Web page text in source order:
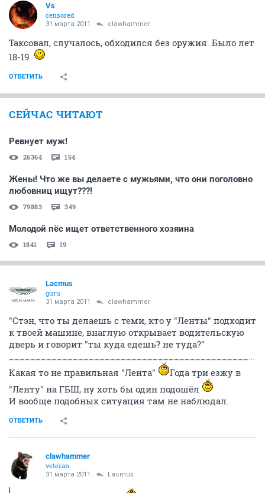
Vs
censored
31 марта 2011 clawhammer
Таксовал, случалось, обходился без оружия. Было лет
18-19.
ОТВЕТИТЬ
СЕЙЧАС ЧИТАЮТ
Ревнует муж!
26364 154
Жены! Что же вы делаете с мужьями, что они поголовно
любовниц ищут???!
79883 349
Молодой пёс ищет ответственного хозяина
1841 19
Lacmus
guru
31 марта 2011 clawhammer
"Стэн, что ты делаешь с теми, кто у "Ленты" подходит
к твоей машине, внаглую открывает водительскую
дверь и говорит "ты куда едешь? не туда?"
Какая то не правильная "Лента"
Года три езжу в
"Ленту" на ГБШ, ну хоть бы один подошёл
И вообще подобных ситуация там не наблюдал.
ОТВЕТИТЬ
clawhammer
veteran
31 марта 2011 Lacmus